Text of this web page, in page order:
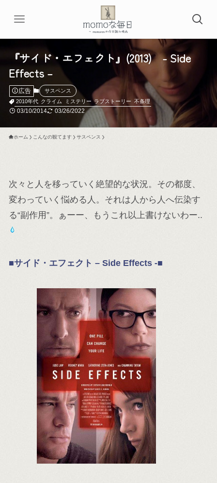
『サイド・エフェクト』(2013) - Side
Effects –
広告
サスペンス
2010年代 クライム ミステリー ラブストーリー 不条理
03/10/2014 03/26/2022
ホーム こんなの観てます サスペンス
次々と人を移っていく絶望的な状況。その都度、
変わっていく悩める人。それは人から人へ伝染す
る“副作用”。ぁーー、もうこれ以上書けないわー..
■サイド・エフェクト – Side Effects -■